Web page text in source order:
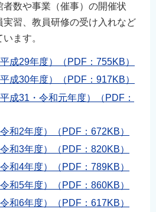
数や事業（催事）の開催状
習、教員研修の受け入れなど
ます。
成29年度）（PDF：755KB）
成30年度）（PDF：917KB）
成31・令和元年度）（PDF：
和2年度）（PDF：672KB）
和3年度）（PDF：820KB）
和4年度）（PDF：789KB）
和5年度）（PDF：860KB）
和6年度）（PDF：617KB）